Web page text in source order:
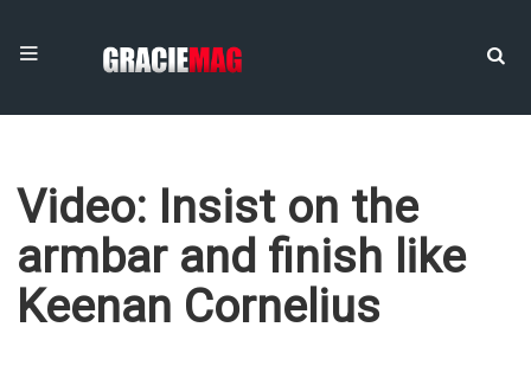
Video: Insist on the
armbar and finish like
Keenan Cornelius